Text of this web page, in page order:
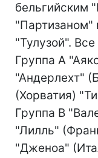
бельгийским
"Партизаном"
"Тулузой".
Группа А
"Андерлехт"
(Хорватия)
Группа B
"Лилль"
"Дженоа"